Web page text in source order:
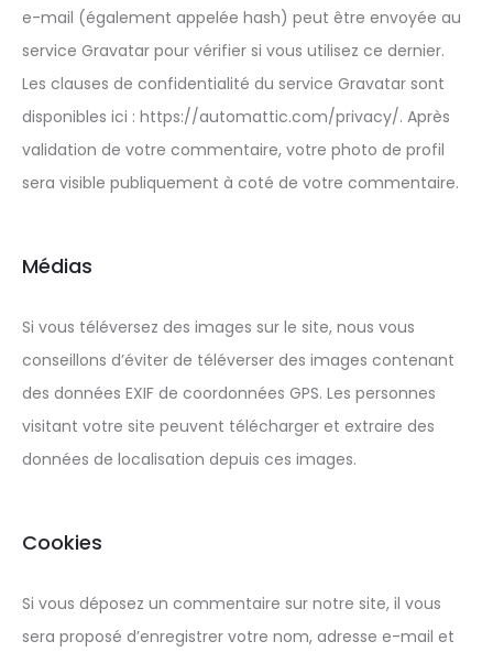
e-mail (également appelée hash) peut être envoyée au
service Gravatar pour vérifier si vous utilisez ce dernier.
Les clauses de confidentialité du service Gravatar sont
disponibles ici : https://automattic.com/privacy/. Après
validation de votre commentaire, votre photo de profil
sera visible publiquement à coté de votre commentaire.
Médias
Si vous téléversez des images sur le site, nous vous
conseillons d’éviter de téléverser des images contenant
des données EXIF de coordonnées GPS. Les personnes
visitant votre site peuvent télécharger et extraire des
données de localisation depuis ces images.
Cookies
Si vous déposez un commentaire sur notre site, il vous
sera proposé d’enregistrer votre nom, adresse e-mail et